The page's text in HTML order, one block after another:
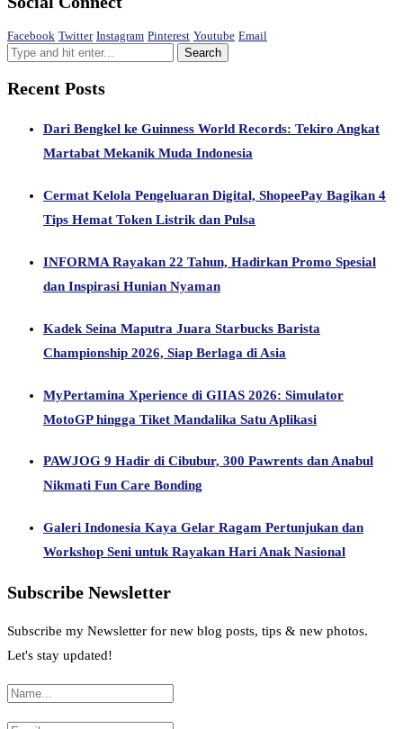
Facebook Twitter Instagram Pinterest Youtube Email
Recent Posts
Dari Bengkel ke Guinness World Records: Tekiro Angkat
Martabat Mekanik Muda Indonesia
Cermat Kelola Pengeluaran Digital, ShopeePay Bagikan 4
Tips Hemat Token Listrik dan Pulsa
INFORMA Rayakan 22 Tahun, Hadirkan Promo Spesial
dan Inspirasi Hunian Nyaman
Kadek Seina Maputra Juara Starbucks Barista
Championship 2026, Siap Berlaga di Asia
MyPertamina Xperience di GIIAS 2026: Simulator
MotoGP hingga Tiket Mandalika Satu Aplikasi
PAWJOG 9 Hadir di Cibubur, 300 Pawrents dan Anabul
Nikmati Fun Care Bonding
Galeri Indonesia Kaya Gelar Ragam Pertunjukan dan
Workshop Seni untuk Rayakan Hari Anak Nasional
Subscribe Newsletter
Subscribe my Newsletter for new blog posts, tips & new photos.
Let's stay updated!